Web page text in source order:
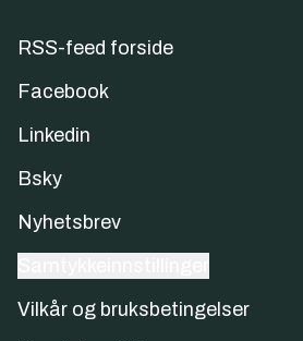
RSS-feed forside
Facebook
Linkedin
Bsky
Nyhetsbrev
Vilkår og bruksbetingelser